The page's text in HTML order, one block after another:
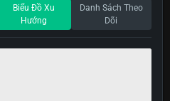
Biểu Đồ Xu
Hướng
Danh Sách Theo
Dõi